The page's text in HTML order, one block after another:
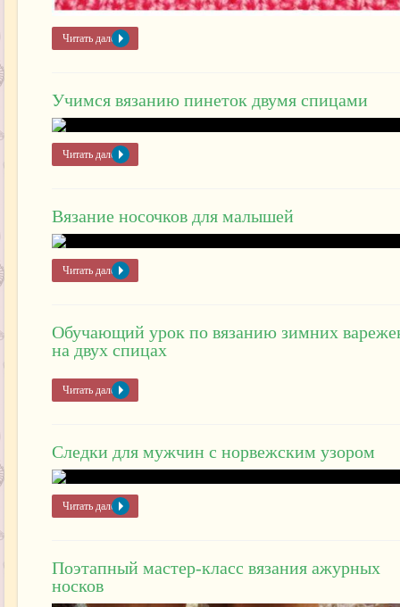
Читать далее »
Учимся вязанию пинеток двумя спицами
Читать далее »
Вязание носочков для малышей
Читать далее »
Обучающий урок по вязанию зимних
на двух спицах
Читать далее »
Следки для мужчин с норвежским узором
Читать далее »
Поэтапный мастер-класс вязания ажурных
носков